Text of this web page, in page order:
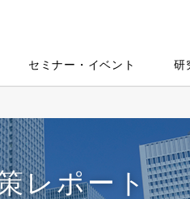
セミナー・イベント 研
レポート